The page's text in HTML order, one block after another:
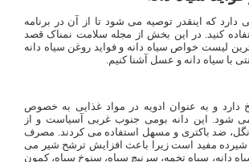
دارد که اینقدر توصیه می شود تا از آن در برنامه
کنید. در این بخش از مجله سلامت نمناک قصد
لیست خواص سیاه دانه و فواید روغن سیاه دانه
با سیاه دانه و عسل آشنا کنیم.
دارد و به عنوان ادویه در مواد غذایی به خصوص
شود. این دانه بومی جنوب غربی آسیاست و از
ضد باکتری و مسهل استفاده می کردند. مصرف
شیرده مفید است زیرا باعث افزایش ترشح شیر می
دانه، سیاه تخمه، سرنیچ سیاه، سنوخ سیاه، کمون